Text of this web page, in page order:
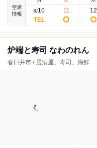
空席
情報
8/10 11 12
炉端と寿司 なわのれん
春日井市 / 居酒屋、寿司、海鮮